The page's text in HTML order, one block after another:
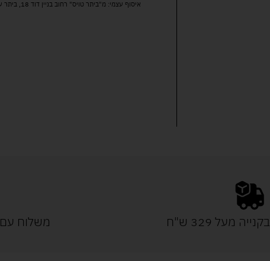
איסוף עצמי: מ"ביתר טויס" רחוב בניין דוד 18, ביתר עילית.
בקנייה מעל 329 ש"ח משלוח עם